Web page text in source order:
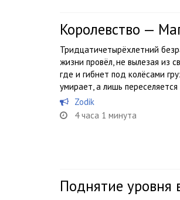
Королевство —
Тридцатичетырёхлетний
жизни провёл, не вылезая из
где и гибнет под колёсами
умирает, а лишь
Zodik
4 часа 1 минута
Поднятие уровня